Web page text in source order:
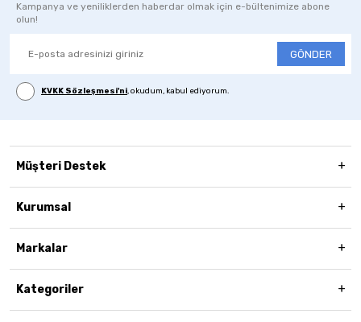
Kampanya ve yeniliklerden haberdar olmak için e-bültenimize abone
olun!
GÖNDER
KVKK Sözleşmesi'ni, okudum, kabul ediyorum.
Müşteri Destek
Kurumsal
Markalar
Kategoriler